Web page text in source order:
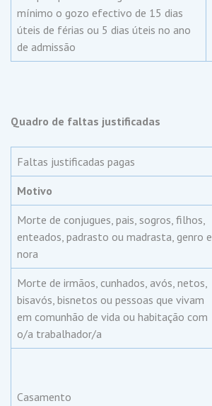
mínimo o gozo efectivo de 15 dias
úteis de férias ou 5 dias úteis no ano
de admissão
Quadro de faltas justificadas
Faltas justificadas pagas
Motivo
Morte de conjugues, pais, sogros, filhos,
enteados, padrasto ou madrasta, genro e
nora
Morte de irmãos, cunhados, avós, netos,
bisavós, bisnetos ou pessoas que vivam
em comunhão de vida ou habitação com
o/a trabalhador/a
Casamento